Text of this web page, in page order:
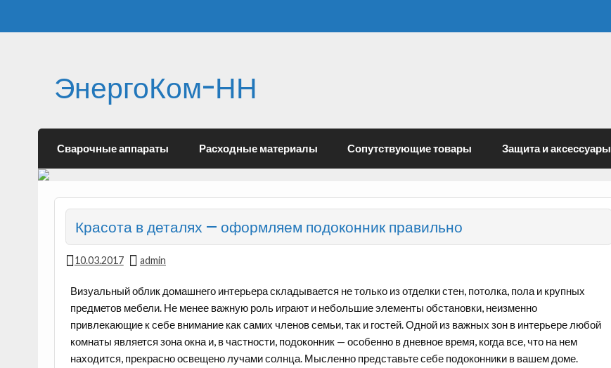
ЭнергоКом-НН
Сварочные аппараты Расходные материалы Сопутствующие товары Защита и аксессуары
Красота в деталях — оформляем подоконник правильно
10.03.2017 admin
Визуальный облик домашнего интерьера складывается не только из отделки стен, потолка, пола и крупных
предметов мебели. Не менее важную роль играют и небольшие элементы обстановки, неизменно
привлекающие к себе внимание как самих членов семьи, так и гостей. Одной из важныхзон в интерьере любой
комнаты является зона окна и, в частности, подоконник — особенно в дневное время, когда все, что на нем
находится, прекрасно освещено лучами солнца. Мысленно представьте себе подоконники в вашем доме.